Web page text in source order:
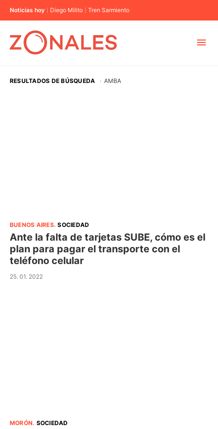
Noticias hoy Diego Milito Tren Sarmiento
RESULTADOS DE BÚSQUEDA · AMBA
BUENOS AIRES.SOCIEDAD
Ante la falta de tarjetas SUBE, cómo es el
plan para pagar el transporte con el
teléfono celular
25. 01. 2022
MORÓN. SOCIEDAD